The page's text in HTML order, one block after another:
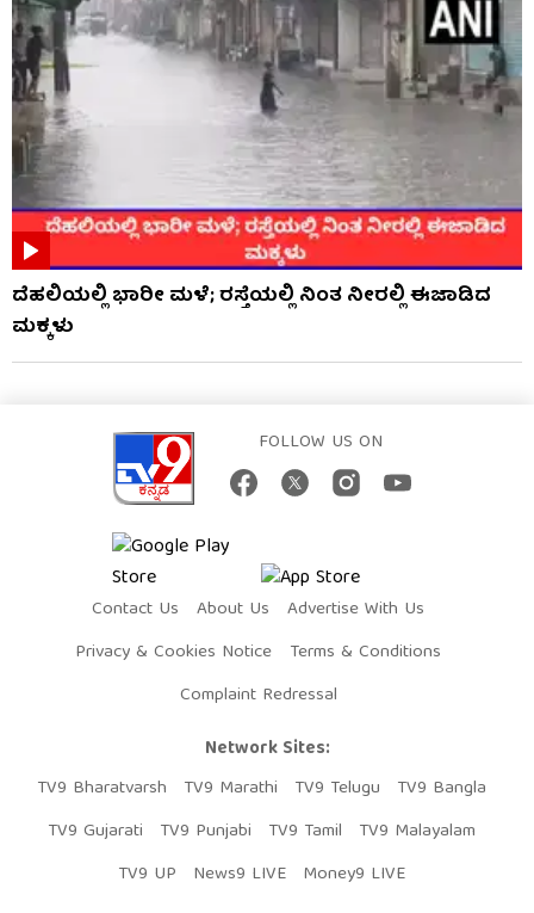
ದೆಹಲಿಯಲ್ಲಿ ಭಾರೀ ಮಳೆ; ರಸ್ತೆಯಲ್ಲಿ ನಿಂತ ನೀರಲ್ಲಿ ಈಜಾಡಿದ
ಮಕ್ಕಳು
FOLLOW US ON
Contact Us About Us
Advertise With Us
Privacy & Cookies Notice
Terms & Conditions
Complaint Redressal
Network Sites:
TV9 Bharatvarsh
TV9 Marathi TV9 Telugu
TV9 Bangla
TV9 Gujarati
TV9 Punjabi TV9 Tamil
TV9 Malayalam
TV9 UP
News9 LIVE Money9 LIVE